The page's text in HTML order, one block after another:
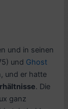
und in seinen
und Ghost
und er hatte
. Die
ganz